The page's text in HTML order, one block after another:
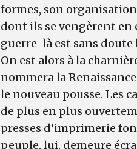
formes, son
dont ils se vengèrent en
guerre-là est sans
On est alors à la
nommera la
le nouveau pousse. Les
de plus en plus
presses d’imprimerie
peuple, lui, demeure